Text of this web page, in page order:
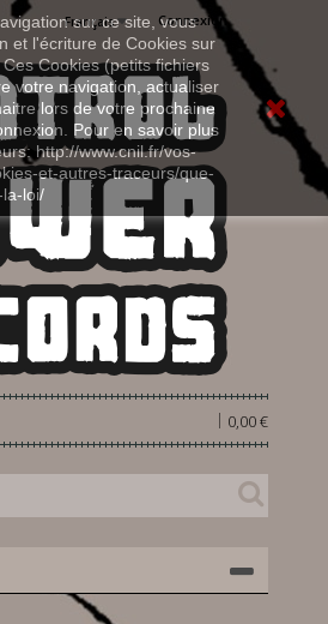
sur ce site, vous
et l'écriture de Cookies sur
Cookies (petits fichiers
votre navigation, actualiser
lors de votre prochaine
Pour en savoir plus
http://www.cnil.fr/vos-
et-autres-traceurs/que-
la-loi/
Connexion
Français
0,00 €
|